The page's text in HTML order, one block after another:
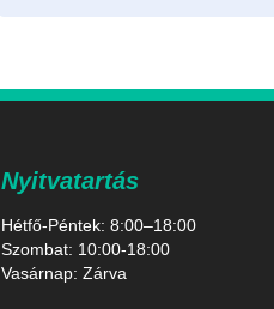
Nyitvatartás
Hétfő-Péntek: 8:00–18:00
Szombat: 10:00-18:00
Vasárnap: Zárva